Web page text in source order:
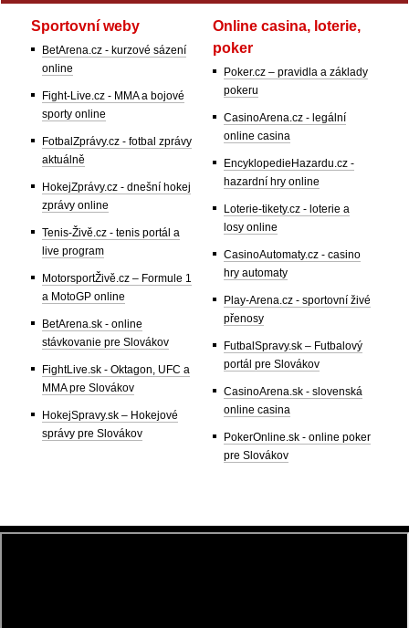
Sportovní weby
BetArena.cz - kurzové sázení
online
Fight-Live.cz - MMA a bojové
sporty online
FotbalZprávy.cz - fotbal zprávy
aktuálně
HokejZprávy.cz - dnešní hokej
zprávy online
Tenis-Živě.cz - tenis portál a
live program
MotorsportŽivě.cz – Formule 1
a MotoGP online
BetArena.sk - online
stávkovanie pre Slovákov
FightLive.sk - Oktagon, UFC a
MMA pre Slovákov
HokejSpravy.sk – Hokejové
správy pre Slovákov
Online casina, loterie,
poker
Poker.cz – pravidla a základy
pokeru
CasinoArena.cz - legální
online casina
EncyklopedieHazardu.cz -
hazardní hry online
Loterie-tikety.cz - loterie a
losy online
CasinoAutomaty.cz - casino
hry automaty
Play-Arena.cz - sportovní živé
přenosy
FutbalSpravy.sk – Futbalový
portál pre Slovákov
CasinoArena.sk - slovenská
online casina
PokerOnline.sk - online poker
pre Slovákov